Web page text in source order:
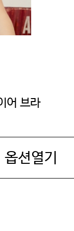
어 브라
옵션열기